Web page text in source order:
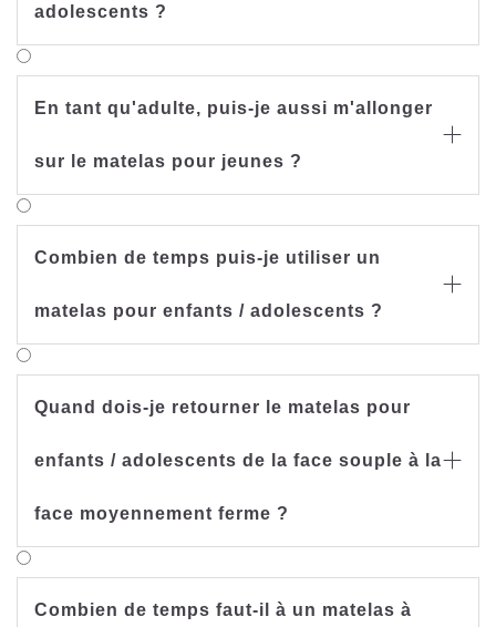
adolescents ?
En tant qu'adulte, puis-je aussi m'allonger
sur le matelas pour jeunes ?

Combien de temps puis-je utiliser un
matelas pour enfants / adolescents ?

Quand dois-je retourner le matelas pour
enfants / adolescents de la face souple à la
face moyennement ferme ?

Combien de temps faut-il à un matelas à